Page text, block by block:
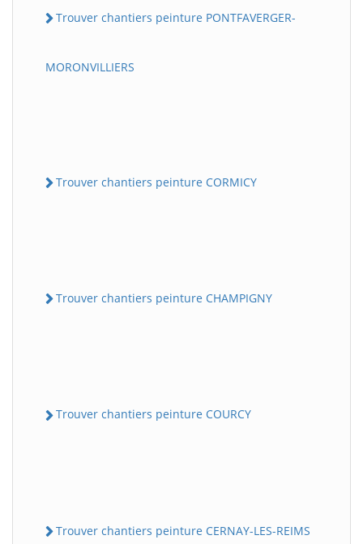
Trouver chantiers peinture PONTFAVERGER-
MORONVILLIERS
Trouver chantiers peinture CORMICY
Trouver chantiers peinture CHAMPIGNY
Trouver chantiers peinture COURCY
Trouver chantiers peinture CERNAY-LES-REIMS